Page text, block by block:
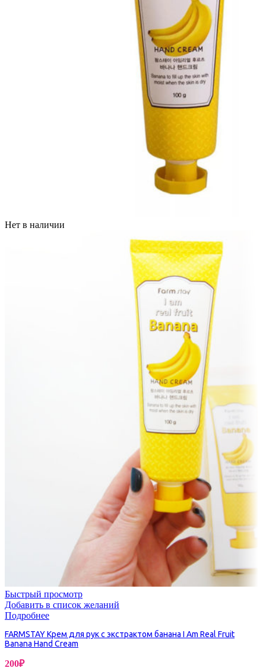
Нет в наличии
Быстрый просмотр
Добавить в список желаний
Подробнее
FARMSTAY Крем для рук с экстрактом банана I Am Real Fruit
Banana Hand Cream
200₽